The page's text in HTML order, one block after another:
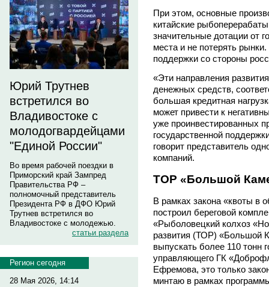
Юрий Трутнев
встретился во
Владивостоке с
молодогвардейцами
"Единой России"
Во время рабочей поездки в
Приморский край Зампред
Правительства РФ –
полномочный представитель
Президента РФ в ДФО Юрий
Трутнев встретился во
Владивостоке с молодежью.
статьи раздела
Регион сегодня
28 Мая 2026, 14:14
При этом, основные
китайские
значительные дотации от
места и не потерять
поддержки со стороны
«Эти направления
денежных средств,
большая кредитная
может привести к
уже проинвестированных
государственной
говорит представитель
компаний.
ТОР «Большой
В рамках закона «квоты в
построил береговой
«Рыболовецкий колхоз
развития (ТОР) «Большой
выпускать более 110 тонн
управляющего ГК
Ефремова, это только
минтаю в рамках